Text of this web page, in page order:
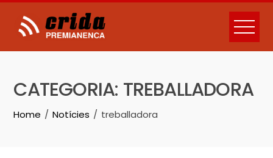
Skip
content
CATEGORIA: TREBALLADORA
Home Notícies treballadora